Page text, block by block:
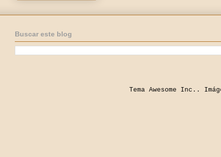
Buscar este blog
Tema Awesome Inc..